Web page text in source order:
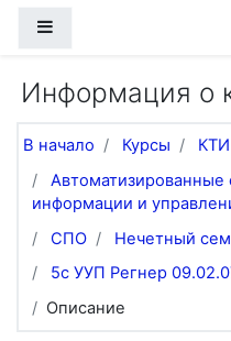
Информация о
В начало Курсы
КТИ
Автоматизированные
информации и
СПО
Нечетный
5с УУП Регнер
Описание